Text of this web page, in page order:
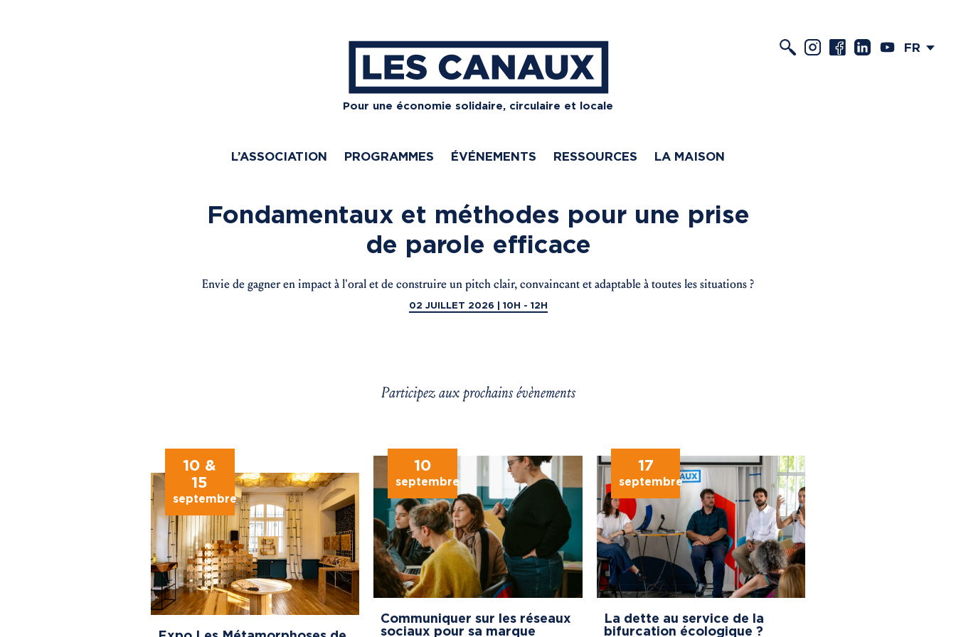
Pour une économie solidaire, circulaire et locale
L’ASSOCIATION PROGRAMMES ÉVÉNEMENTS RESSOURCES LA MAISON
FR
Fondamentaux et méthodes pour une prise
de parole efficace
Envie de gagner en impact à l’oral et de construire un pitch clair, convaincant et adaptable à toutes les situations ?
02 JUILLET 2026 | 10H - 12H
Participez aux prochains évènements
10 &
15
septembre
10
septembre
Communiquer sur les réseaux
sociaux pour sa marque
17
septembre
La dette au service de la
bifurcation écologique ?